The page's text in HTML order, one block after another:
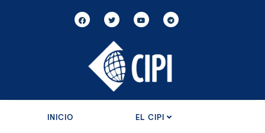
INICIO EL CIPI